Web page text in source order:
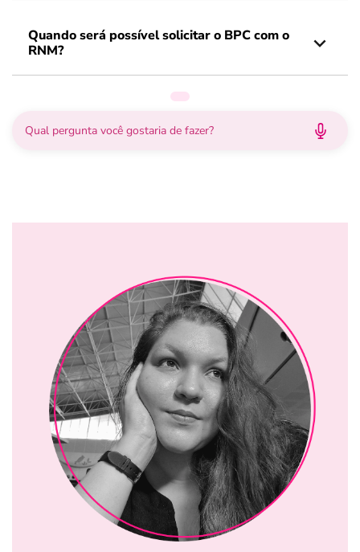
Quando será possível solicitar o BPC com o
RNM?